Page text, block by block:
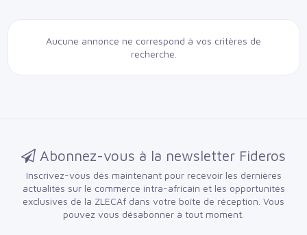
Aucune annonce ne correspond à vos critères de
recherche.
Abonnez-vous à la newsletter Fideros
Inscrivez-vous dès maintenant pour recevoir les dernières
actualités sur le commerce intra-africain et les opportunités
exclusives de la ZLECAf dans votre boîte de réception. Vous
pouvez vous désabonner à tout moment.